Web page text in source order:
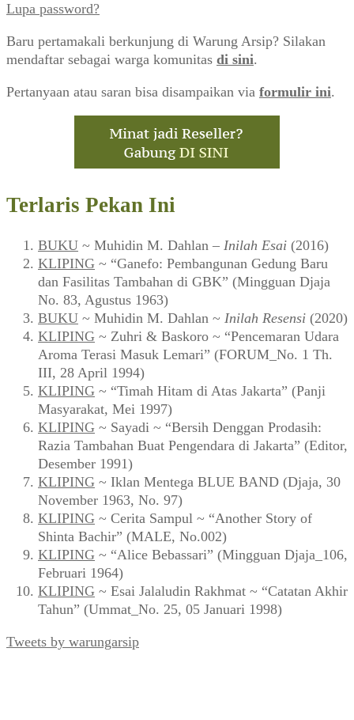
Lupa password?
Baru pertamakali berkunjung di Warung Arsip? Silakan
mendaftar sebagai warga komunitas di sini.
Pertanyaan atau saran bisa disampaikan via formulir ini.
Terlaris Pekan Ini
BUKU ~ Muhidin M. Dahlan – Inilah Esai (2016)
KLIPING ~ “Ganefo: Pembangunan Gedung Baru
dan Fasilitas Tambahan di GBK” (Mingguan Djaja
No. 83, Agustus 1963)
BUKU ~ Muhidin M. Dahlan ~ Inilah Resensi (2020)
KLIPING ~ Zuhri & Baskoro ~ “Pencemaran Udara
Aroma Terasi Masuk Lemari” (FORUM_No. 1 Th.
III, 28 April 1994)
KLIPING ~ “Timah Hitam di Atas Jakarta” (Panji
Masyarakat, Mei 1997)
KLIPING ~ Sayadi ~ “Bersih Denggan Prodasih:
Razia Tambahan Buat Pengendara di Jakarta” (Editor,
Desember 1991)
KLIPING ~ Iklan Mentega BLUE BAND (Djaja, 30
November 1963, No. 97)
KLIPING ~ Cerita Sampul ~ “Another Story of
Shinta Bachir” (MALE, No.002)
KLIPING ~ “Alice Bebassari” (Mingguan Djaja_106,
Februari 1964)
KLIPING ~ Esai Jalaludin Rakhmat ~ “Catatan Akhir
Tahun” (Ummat_No. 25, 05 Januari 1998)
Tweets by warungarsip